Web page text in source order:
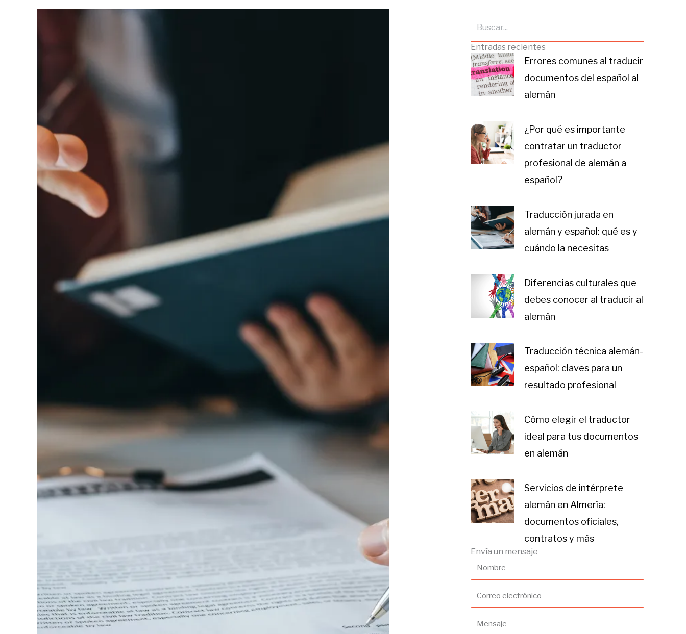
Entradas recientes
Errores comunes al traducir
documentos del español al
alemán
¿Por qué es importante
contratar un traductor
profesional de alemán a
español?
Traducción jurada en
alemán y español: qué es y
cuándo la necesitas
Diferencias culturales que
debes conocer al traducir al
alemán
Traducción técnica alemán-
español: claves para un
resultado profesional
Cómo elegir el traductor
ideal para tus documentos
en alemán
Servicios de intérprete
alemán en Almería:
documentos oficiales,
contratos y más
Envía un mensaje